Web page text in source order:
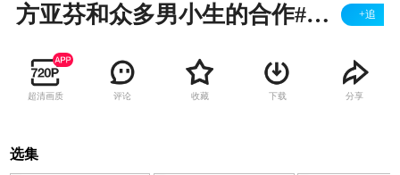
方亚芬和众多男小生的合作#在UC记录生活3.0 +追
超清画质 评论 收藏 下载 分享
选集